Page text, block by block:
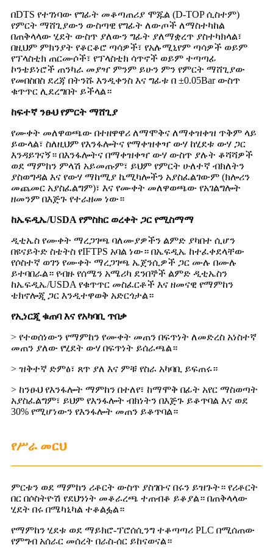
በDTS የተገነባው የግፊት መቆጣጠሪያ ሞጁል (D-TOP ሲስተም)
የምርት ማሸጊያውን ውስጣዊ የግፊት ለውጦች ለማስተካከል
በጠቅላላው ሂደት ውስጥ ያለውን ግፊት ያለማቋረጥ ያስተካክላል፣
በዚህም ምክንያት የቆርቆሮ ጣሳዎች፣ የአሉሚኒየም ጣሳዎች ወይም
የፕላስቲክ ጠርሙሶች፣ የፕላስቲክ ሳጥኖች ወይም ተጣጣፊ
ኮንቴይነሮች ጠንካራ መያዣ ምንም ይሁን ምን የምርት ማሸጊያው
የመበስበስ ደረጃ በትንሹ እንዲቀንስ እና ግፊቱ በ ±0.05Bar ውስጥ
ቁጥጥር ሊደረግበት ይችላል።
ከፍተኛ ንፁህ የምርት ማሸጊያ
የሙቀት መለዋወጫው በተዘዋዋሪ ለማሞቅና ለማቀዝቀዝ ጥቅም ላይ
ይውላል፣ ስለዚህም የእንፋሎትና የማቀዝቀዣ ውሃ ከሂደቱ ውሃ ጋር
እንዳይገናኝ። በእንፋሎትና በማቀዝቀዣ ውሃ ውስጥ ያሉት ቆሻሻዎች
ወደ ማምከን ምላሽ አይመጡም፣ ይህም የምርት ሁለተኛ ብክለትን
ያስወግዳል እና የውሃ ማከሚያ ኬሚካሎችን አያስፈልገውም (ክሎሪን
መጨመር አያስፈልግም)፣ እና የሙቀት መለዋወጫው የአገልግሎት
ዘመንም በእጅጉ የተራዘመ ነው።
ከኤፍዲኤ/USDA የምስክር ወረቀት ጋር የሚስማማ
ዲቲኤስ የሙቀት ማረጋገጫ ባለሙያዎችን ልምድ ያካበተ ሲሆን
በዩናይትድ ስቴትስ የIFTPS አባል ነው። በኤፍዲኤ ከተፈቀደላቸው
የሶስተኛ ወገን የሙቀት ማረጋገጫ ኤጀንሲዎች ጋር ሙሉ በሙሉ
ይተባበራል። የብዙ የሰሜን አሜሪካ ደንበኞች ልምድ ዲቲኤስን
ከኤፍዲኤ/USDA የቁጥጥር መስፈርቶች እና ዘመናዊ የማምከን
ቴክኖሎጂ ጋር እንዲተዋወቅ አድርጎታል።
የኢነርጂ ቁጠባ እና የአካባቢ ጥበቃ
> የተወሰነውን የማምከን የሙቀት መጠን በፍጥነት ለመድረስ አነስተኛ
መጠን ያለው የሂደት ውሃ በፍጥነት ይሰራጫል።
> ዝቅተኛ ድምፅ፣ ጸጥ ያለ እና ምቹ የስራ አካባቢ ይፍጠሩ።
> ከንፁህ የእንፋሎት ማምከን በተለየ፣ ከማሞቅ በፊት አየር ማስወጣት
አያስፈልግም፣ ይህም የእንፋሎት ብክነትን በእጅጉ ይቆጥባል እና ወደ
30% የሚሆነውን የእንፋሎት መጠን ይቆጥባል።
የሥራ መርህ
ምርቱን ወደ ማምከን ሪቶርት ውስጥ ያስገቡና በሩን ይዝጉት። የሪቶርት
በር በሶስትዮሽ የደህንነት መቆራረጫ ተጠብቆ ይቆያል። በጠቅላላው
ሂደት በሩ በሜካኒካል ተቆልፏል።
የማምከን ሂደቱ ወደ ማይክሮ-ፕሮሰሲንግ ተቆጣጣሪ PLC በሚሰጠው
የምግብ አሰራር መሰረት በራስ-ሰር ይከናወናል።